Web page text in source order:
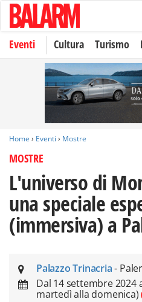
Eventi Cultura Turismo
Home › Eventi › Mostre
MOSTRE
L'universo di
una speciale
(immersiva) a
Palazzo Trinacria-
Dal 14 settembre 2024
martedì alla domenica)